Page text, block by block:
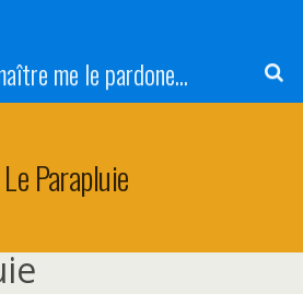
me le pardone...
Le Parapluie